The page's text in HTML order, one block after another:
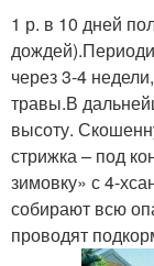
1 р. в 10 дней
через 3-4
травы.В
высоту.
стрижка – под
зимовку» с 4-
собирают всю
проводят